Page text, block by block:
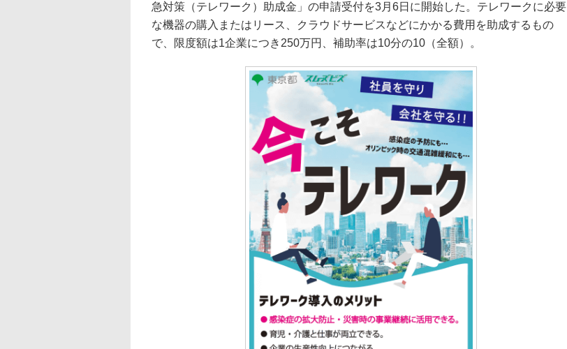
急対策（テレワーク）助成金」の申請受付を3月6日に開始した。テレワークに必要
な機器の購入またはリース、クラウドサービスなどにかかる費用を助成するもの
で、限度額は1企業につき250万円、補助率は10分の10（全額）。